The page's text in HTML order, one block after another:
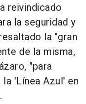
reivindicado
la seguridad y
la "gran
de la misma,
"para
'Línea Azul' en